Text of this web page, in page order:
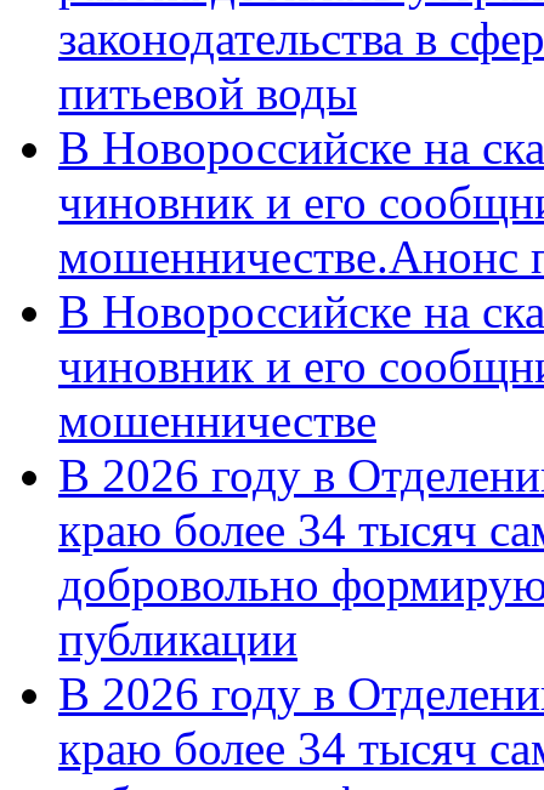
законодательства в
питьевой воды
В Новороссийске на
чиновник и его
мошенничестве.Анонс
В Новороссийске на
чиновник и его
мошенничестве
В 2026 году в
краю более 34 тысяч
добровольно
публикации
В 2026 году в
краю более 34 тысяч